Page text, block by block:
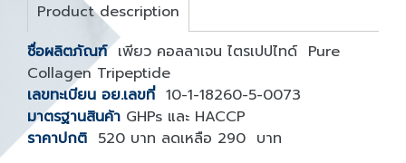
Product description
ชื่อผลิตภัณฑ์ เพียว คอลลาเจน ไตรเปปไทด์ Pure
Collagen Tripeptide
เลขทะเบียน อย.เลขที่10-1-18260-5-0073
มาตรฐานสินค้า GHPs และ HACCP
ราคาปกติ 520 บาท ลดเหลือ 290 บาท